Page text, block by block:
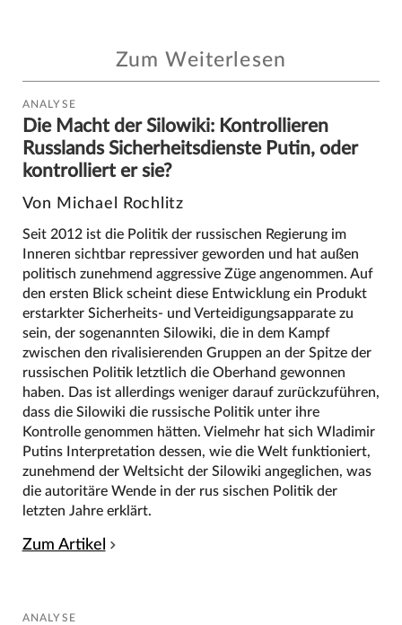
Zum Weiterlesen
ANALYSE
Die Macht der Silowiki: Kontrollieren
Russlands Sicherheitsdienste Putin, oder
kontrolliert er sie?
Von Michael Rochlitz
Seit 2012 ist die Politik der russischen Regierung im
Inneren sichtbar repressiver geworden und hat außen
politisch zunehmend aggressive Züge angenommen. Auf
den ersten Blick scheint diese Entwicklung ein Produkt
erstarkter Sicherheits- und Verteidigungsapparate zu
sein, der sogenannten Silowiki, die in dem Kampf
zwischen den rivalisierenden Gruppen an der Spitze der
russischen Politik letztlich die Oberhand gewonnen
haben. Das ist allerdings weniger darauf zurückzuführen,
dass die Silowiki die russische Politik unter ihre
Kontrolle genommen hätten. Vielmehr hat sich Wladimir
Putins Interpretation dessen, wie die Welt funktioniert,
zunehmend der Weltsicht der Silowiki angeglichen, was
die autoritäre Wende in der rus sischen Politik der
letzten Jahre erklärt.
Zum Artikel
ANALYSE